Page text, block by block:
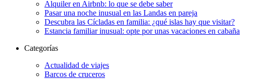
Alquiler en Airbnb: lo que se debe saber
Pasar una noche inusual en las Landas en pareja
Descubra las Cícladas en familia: ¿qué islas hay que visitar?
Estancia familiar inusual: opte por unas vacaciones en cabaña
Categorías
Actualidad de viajes
Barcos de cruceros